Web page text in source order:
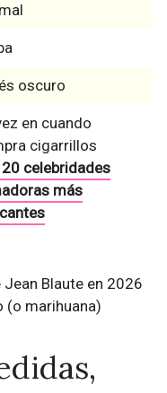
oscuro
en cuando
cigarrillos
20 celebridades
más
Blaute en 2026
(o marihuana)